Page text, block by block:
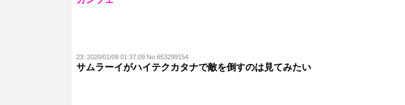
23: 2020/01/09 01:37:09 No.653299154
サムラーイがハイテクカタナで敵を倒すのは見てみたい